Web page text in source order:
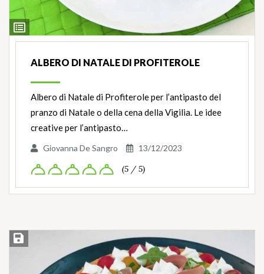
Ingredienti
ALBERO DI NATALE DI PROFITEROLE
Albero di Natale di Profiterole per l’antipasto del
pranzo di Natale o della cena della Vigilia. Le idee
creative per l’antipasto…
Giovanna De Sangro 13/12/2023
(5 / 5)
Salva ricetta